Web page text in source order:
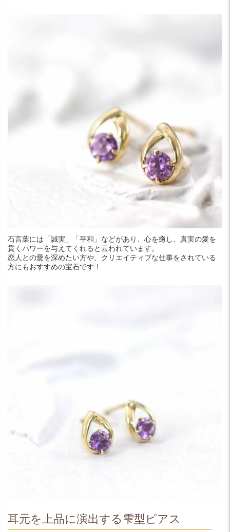
石言葉には「誠実」「平和」などがあり、心を癒し、真実の愛を
貫くパワーを与えてくれると云われています。
恋人との愛を深めたい方や、クリエイティブな仕事をされている
方にもおすすめの宝石です！
耳元を上品に演出する雫型ピアス